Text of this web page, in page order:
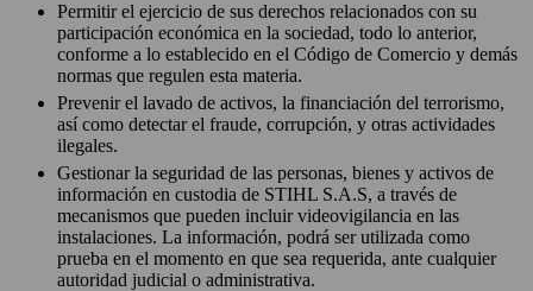
Permitir el ejercicio de sus derechos relacionados con su
participación económica en la sociedad, todo lo anterior,
conforme a lo establecido en el Código de Comercio y demás
normas que regulen esta materia.
Prevenir el lavado de activos, la financiación del terrorismo,
así como detectar el fraude, corrupción, y otras actividades
ilegales.
Gestionar la seguridad de las personas, bienes y activos de
información en custodia de STIHL S.A.S, a través de
mecanismos que pueden incluir videovigilancia en las
instalaciones. La información, podrá ser utilizada como
prueba en el momento en que sea requerida, ante cualquier
autoridad judicial o administrativa.